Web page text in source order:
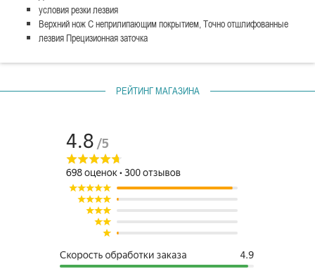
условия резки лезвия
Верхний нож С неприлипающим покрытием, Точно отшлифованные
лезвия Прецизионная заточка
РЕЙТИНГ МАГАЗИНА